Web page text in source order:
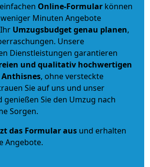
Online-Formular können
Minuten Angebote
Umzugsbudgetgenau planen,
Unsere
Dienstleistungen garantieren
und qualitativ hochwertigen
, ohne versteckte
Sie auf uns und unser
genießen Sie den Umzug nach
Sorgen.
das Formular aus und erhalten
Angebote.